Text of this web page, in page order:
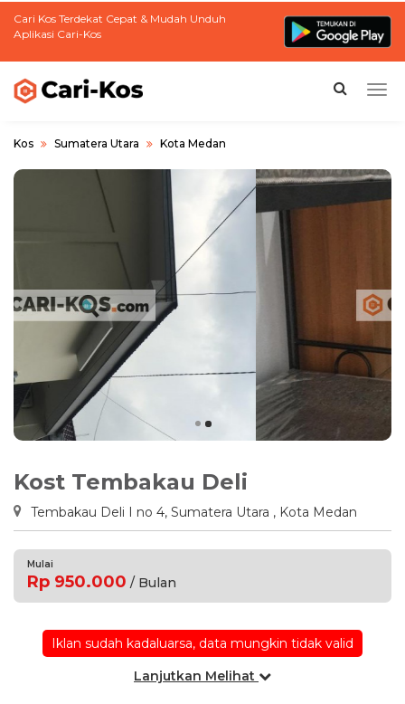
Cari Kos Terdekat Cepat & Mudah Unduh
Aplikasi Cari-Kos
Kos Sumatera Utara Kota Medan
Kost Tembakau Deli
Tembakau Deli I no 4, Sumatera Utara , Kota Medan
Mulai
Rp 950.000 / Bulan
Iklan sudah kadaluarsa, data mungkin tidak valid
Lanjutkan Melihat